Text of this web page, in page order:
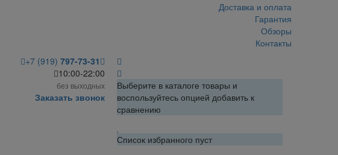
Доставка и оплата
Гарантия
Обзоры
Контакты
+7 (919) 797-73-31
10:00-22:00
без выходных
Заказать звонок
Выберите в каталоге товары и
воспользуйтесь опцией добавить к
сравнению
Список избранного пуст